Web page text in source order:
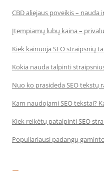
CBD aliejaus poveikis – nauda
Įtempiamų lubų kaina –
Kiek kainuoja SEO straipsnių
Kokia nauda talpinti
Nuo ko prasideda SEO tekstų
Kam naudojami SEO tekstai?
Kiek reikėtų patalpinti SEO
Populiariausi padangų